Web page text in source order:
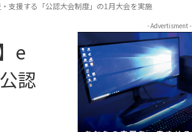
支援する「公認大会制度」の1月大会を実施
e
認
- Advertisment -